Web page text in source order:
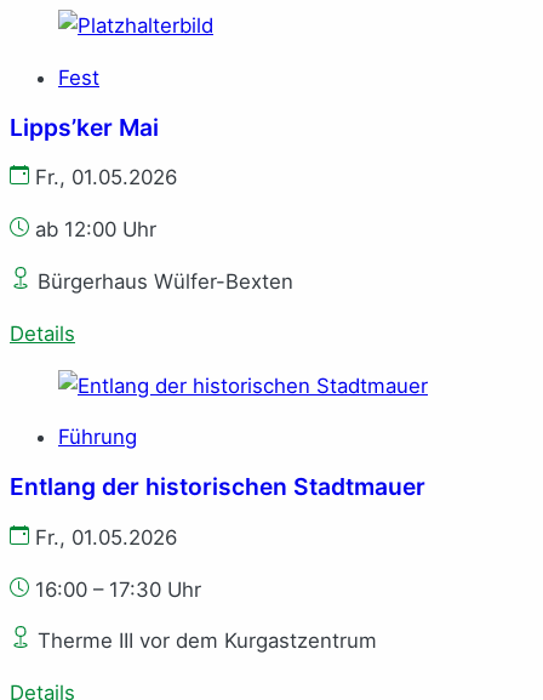
Fest
Lipps’ker Mai
Fr., 01.05.2026
ab 12:00 Uhr
Bürgerhaus Wülfer-Bexten
Details
Führung
Entlang der historischen Stadtmauer
Fr., 01.05.2026
16:00 – 17:30 Uhr
Therme III vor dem Kurgastzentrum
Details